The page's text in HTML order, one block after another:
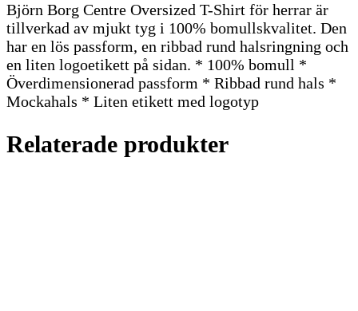
Björn Borg Centre Oversized T-Shirt för herrar är
tillverkad av mjukt tyg i 100% bomullskvalitet. Den
har en lös passform, en ribbad rund halsringning och
en liten logoetikett på sidan. * 100% bomull *
Överdimensionerad passform * Ribbad rund hals *
Mockahals * Liten etikett med logotyp
Relaterade produkter